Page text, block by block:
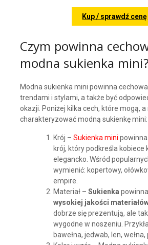
Kup / sprawdź cenę
Czym powinna
modna sukienka mini?
Modna sukienka mini powinna
trendami i stylami, a także być
okazji. Poniżej kilka cech, które mogą,
charakteryzować modną sukienkę mini:
Krój – Sukienka mini
krój, który podkreśla kobiece
elegancko. Wśród
wymienić: kopertowy,
empire.
Materiał – Sukienka
wysokiej jakości
dobrze się prezentują, ale
wygodne w noszeniu.
bawełna, jedwab, len, wełna,